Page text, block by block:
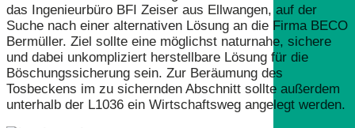
das Ingenieurbüro BFI Zeiser aus Ellwangen, auf der
Suche nach einer alternativen Lösung an die Firma BECO
Bermüller. Ziel sollte eine möglichst naturnahe, sichere
und dabei unkompliziert herstellbare Lösung für die
Böschungssicherung sein. Zur Beräumung des
Tosbeckens im zu sichernden Abschnitt sollte außerdem
unterhalb der L1036 ein Wirtschaftsweg angelegt werden.